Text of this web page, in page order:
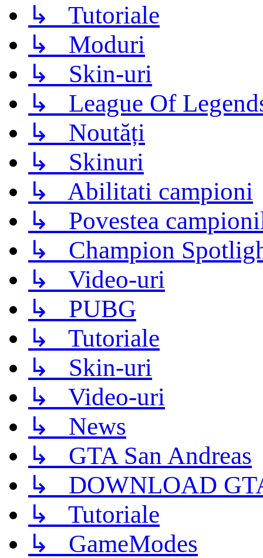
↳ Tutoriale
↳ Moduri
↳ Skin-uri
↳ League Of
↳ Noutăți
↳ Skinuri
↳ Abilitati campioni
↳ Povestea
↳ Champion
↳ Video-uri
↳ PUBG
↳ Tutoriale
↳ Skin-uri
↳ Video-uri
↳ News
↳ GTA San Andreas
↳ DOWNLOAD
↳ Tutoriale
↳ GameModes